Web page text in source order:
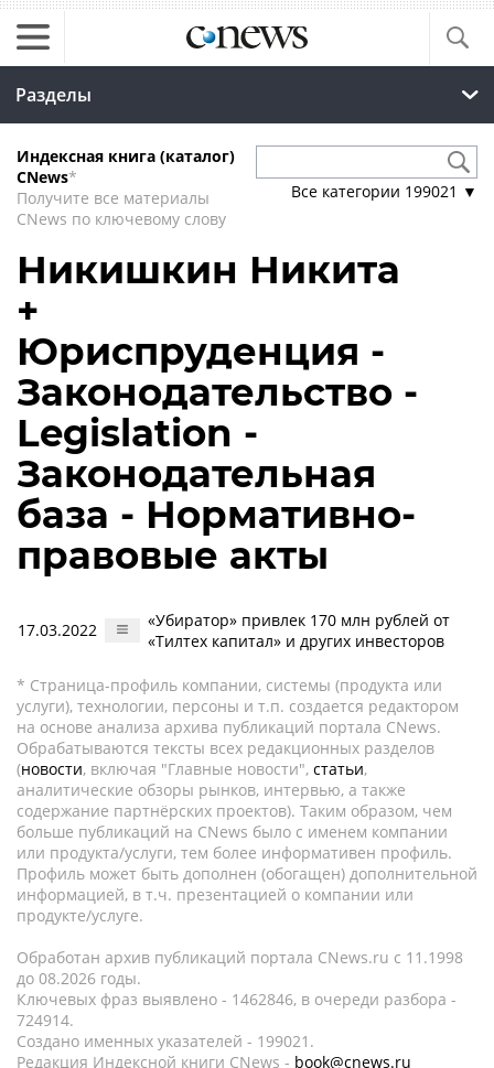
Разделы
Индексная книга (каталог)
CNews*
Получите все материалы
CNews по ключевому слову
Все категории 199021 ▼
Никишкин Никита
+
Юриспруденция -
Законодательство -
Legislation -
Законодательная
база - Нормативно-
правовые акты
17.03.2022
«Убиратор» привлек 170 млн рублей от
«Тилтех капитал» и других инвесторов
* Страница-профиль компании, системы (продукта или
услуги), технологии, персоны и т.п. создается редактором
на основе анализа архива публикаций портала CNews.
Обрабатываются тексты всех редакционных разделов
(новости, включая "Главные новости", статьи,
аналитические обзоры рынков, интервью, а также
содержание партнёрских проектов). Таким образом, чем
больше публикаций на CNews было с именем компании
или продукта/услуги, тем более информативен профиль.
Профиль может быть дополнен (обогащен) дополнительной
информацией, в т.ч. презентацией о компании или
продукте/услуге.
Обработан архив публикаций портала CNews.ru c 11.1998
до 08.2026 годы.
Ключевых фраз выявлено - 1462846, в очереди разбора -
724914.
Создано именных указателей - 199021.
Редакция Индексной книги CNews - book@cnews.ru